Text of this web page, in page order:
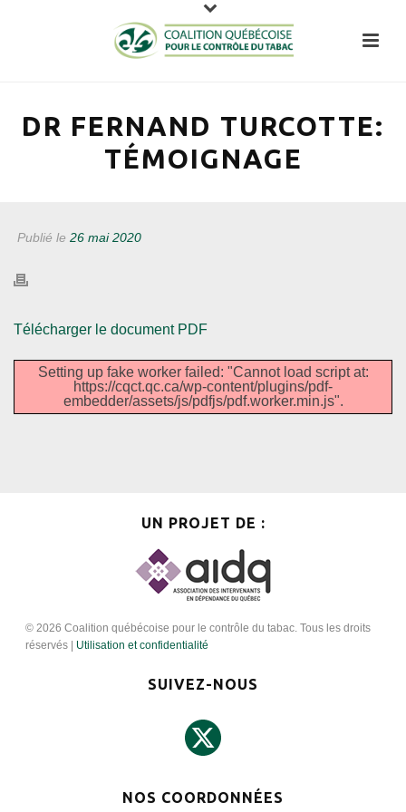
DR FERNAND TURCOTTE:
TÉMOIGNAGE
Publié le 26 mai 2020
Télécharger le document PDF
Setting up fake worker failed: "Cannot load script at:
https://cqct.qc.ca/wp-content/plugins/pdf-
embedder/assets/js/pdfjs/pdf.worker.min.js".
UN PROJET DE :
© 2026 Coalition québécoise pour le contrôle du tabac. Tous les droits
réservés | Utilisation et confidentialité
SUIVEZ-NOUS
NOS COORDONNÉES